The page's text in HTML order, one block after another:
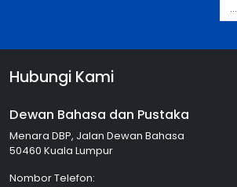
...
Hubungi Kami
Dewan Bahasa dan Pustaka
Menara DBP, Jalan Dewan Bahasa
50460 Kuala Lumpur
Nombor Telefon: